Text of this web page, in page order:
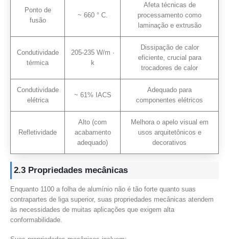
Ponto de
fusão
~ 660 ° C.
Afeta técnicas de
processamento como
laminação e extrusão
Condutividade
térmica
205-235 W/m ·
k
Dissipação de calor
eficiente, crucial para
trocadores de calor
Condutividade
elétrica
~ 61% IACS
Adequado para
componentes elétricos
Refletividade
Alto (com
acabamento
adequado)
Melhora o apelo visual em
usos arquitetônicos e
decorativos
2.3 Propriedades mecânicas
Enquanto 1100 a folha de alumínio não é tão forte quanto suas
contrapartes de liga superior, suas propriedades mecânicas atendem
às necessidades de muitas aplicações que exigem alta
conformabilidade.